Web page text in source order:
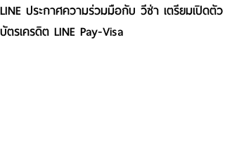
LINE ประกาศความร่วมมือกับ วีซ่า เตรียมเปิดตัว
บัตรเครดิต LINE Pay-Visa